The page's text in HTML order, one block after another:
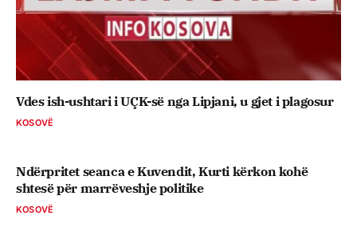
Vdes ish-ushtari i UÇK-së nga Lipjani, u gjet i plagosur
KOSOVË
Ndërpritet seanca e Kuvendit, Kurti kërkon kohë
shtesë për marrëveshje politike
KOSOVË